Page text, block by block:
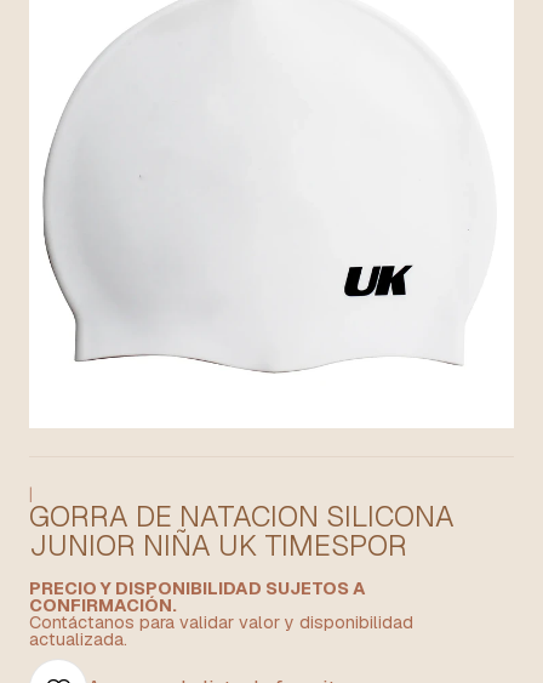
|
GORRA DE NATACION SILICONA
JUNIOR NIÑA UK TIMESPOR
PRECIO Y DISPONIBILIDAD SUJETOS A
CONFIRMACIÓN.
Contáctanos para validar valor y disponibilidad
actualizada.